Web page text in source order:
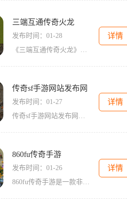
三端互通传奇火龙
发布时间：01-28
详情
传奇sf手游网站发布网
发布时间：01-27
详情
860fu传奇手游
发布时间：01-26
详情